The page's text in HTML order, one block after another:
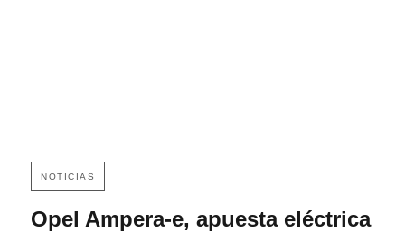
NOTICIAS
Opel Ampera-e, apuesta eléctrica